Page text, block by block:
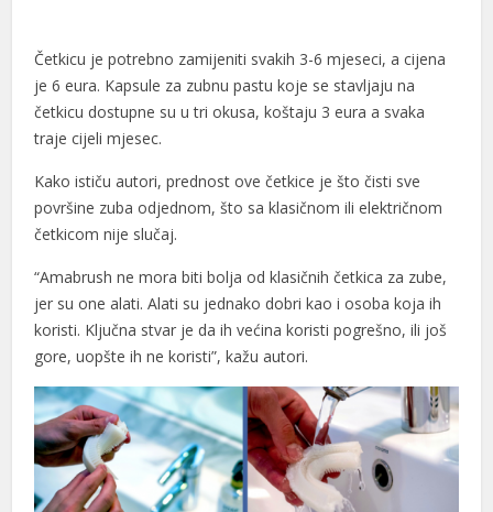
Četkicu je potrebno zamijeniti svakih 3-6 mjeseci, a cijena
je 6 eura. Kapsule za zubnu pastu koje se stavljaju na
četkicu dostupne su u tri okusa, koštaju 3 eura a svaka
traje cijeli mjesec.
Kako ističu autori, prednost ove četkice je što čisti sve
površine zuba odjednom, što sa klasičnom ili električnom
četkicom nije slučaj.
“Amabrush ne mora biti bolja od klasičnih četkica za zube,
jer su one alati. Alati su jednako dobri kao i osoba koja ih
koristi. Ključna stvar je da ih većina koristi pogrešno, ili još
gore, uopšte ih ne koristi”, kažu autori.